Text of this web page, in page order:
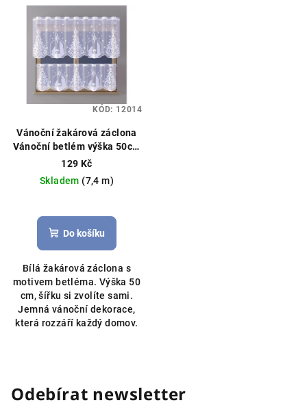
Vánoční žakárová záclona
Vánoční betlém výška 50cm
Vánoční záclona, možné
129 Kč
Skladem (7,4 m)
Do košíku
Bílá žakárová záclona s
motivem betléma. Výška 50
cm, šířku si zvolíte sami.
Jemná vánoční dekorace,
která rozzáří každý domov.
KÓD: 12014
Odebírat newsletter